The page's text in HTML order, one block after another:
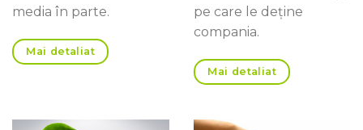
media în parte.
Mai detaliat
pe care le deţine
compania.
Mai detaliat